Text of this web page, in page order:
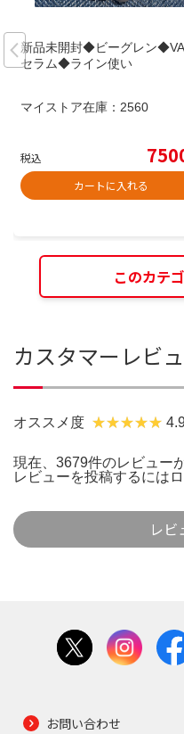
新品未開封◆ビーグレン
セラム◆ライン使い
マイストア在庫： 2560
税込
カートに入れる
このカテ
カスタマーレビ
オススメ度
現在、3679件のレビュー
レビューを投稿するには
レビ
お問い合わせ